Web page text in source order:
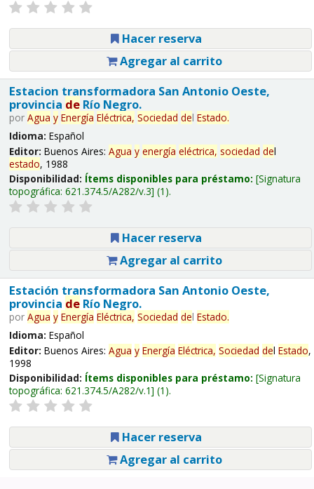
Hacer reserva
Agregar al carrito
Estacion transformadora San Antonio Oeste,
provincia deRío Negro.
por Agua y Energía Eléctrica, Sociedad del Estado.
Idioma: Español
Editor: Buenos Aires: Agua y energía eléctrica, sociedad del
estado, 1988
Disponibilidad: Ítems disponibles para préstamo: Signatura
topográfica: 621.374.5/A282/v.3 (1).
Hacer reserva
Agregar al carrito
Estación transformadora San Antonio Oeste,
provincia deRío Negro.
por Agua y Energía Eléctrica, Sociedad del Estado.
Idioma: Español
Editor: Buenos Aires: Agua y Energía Eléctrica, Sociedad del Estado,
1998
Disponibilidad: Ítems disponibles para préstamo: Signatura
topográfica: 621.374.5/A282/v.1 (1).
Hacer reserva
Agregar al carrito